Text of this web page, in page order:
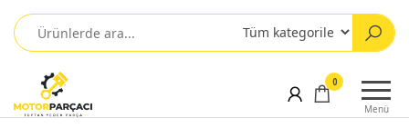
Menü
0